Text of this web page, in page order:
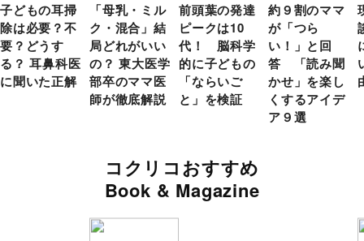
子どもの耳掃
除は必要？不
要？どうす
る？ 耳鼻科医
に聞いた正解
「母乳・ミル
ク・混合」結
局どれがいい
の？ 東大医学
部卒のママ医
師が徹底解説
前頭葉の発達
ピークは10
代！ 脳科学
的に子どもの
「ならいご
と」を検証
約９割のママ
が「つら
い！」と回
答 「読み聞
かせ」を楽し
くするアイデ
ア９選
コクリコおすすめ
Book & Magazine